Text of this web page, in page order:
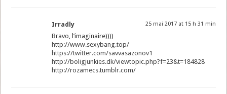
Irradly 25 mai 2017 at 15 h 31 min
Bravo, l’imaginaire))))
http://www.sexybang.top/
https://twitter.com/savvasazonov1
http://boligjunkies.dk/viewtopic.php?f=23&t=184828
http://rozamecs.tumblr.com/